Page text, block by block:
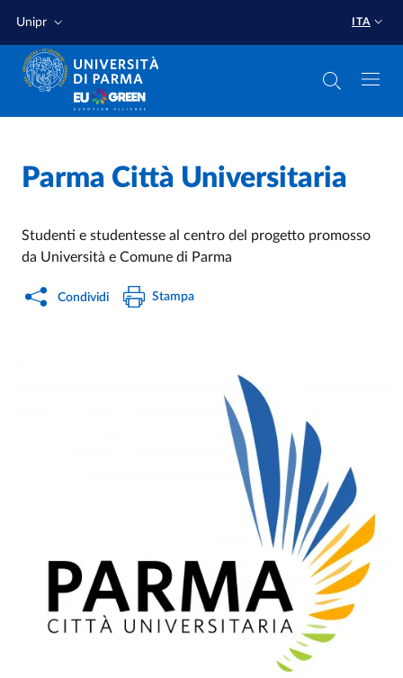
Unipr ITA
Home /
Parma Città Universitaria
Studenti e studentesse al centro del progetto promosso
da Università e Comune di Parma
Condividi Stampa